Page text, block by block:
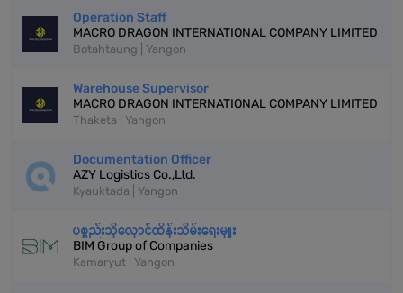
Operation Staff
MACRO DRAGON INTERNATIONAL COMPANY LIMITED
Botahtaung | Yangon
Warehouse Supervisor
MACRO DRAGON INTERNATIONAL COMPANY LIMITED
Thaketa | Yangon
Documentation Officer
AZY Logistics Co.,Ltd.
Kyauktada | Yangon
ပစ္စည်းသိုလှောင်ထိန်းသိမ်းရေးမှူး
BIM Group of Companies
Kamaryut | Yangon